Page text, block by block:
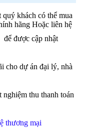
khách có thể mua
hãng Hoặc liên hệ
để được cập nhật
cho dự án đại lý, nhà
nghiệm thu thanh toán
thương mại